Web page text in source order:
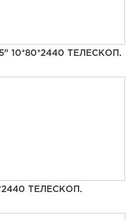
10*80*2440 ТЕЛЕСКОП.
ТЕЛЕСКОП.